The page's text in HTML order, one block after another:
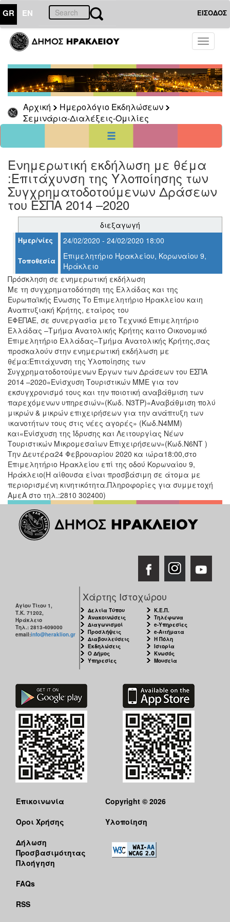
GR EN ΕΙΣΟΔΟΣ
Toggle
Αρχική
Ημερολόγιο Εκδηλώσεων
Σεμινάρια-Διαλέξεις-Ομιλίες
24Φεβρουάριος
2020
Τρι Τετ Πεμ Παρ Σαβ
1
9
10 11 12 13 14
15
16
17 18 19 20 21
22
29
ΗΜΕΡΟΛΟΓΙΟ
ΕΚΔΗΛΩΣΕΩΝ
Σεμινάρια-
Διαλέξεις-
Ομιλίες
ΜΑΣ
ΔΗΜΟΣ
ΠΟΛΙΤΙΣΜΟΣ
ΑΝΘΕΚΤΙΚΗ
ΠΟΛΗ
Ενημερωτική εκδήλωση με θέμα
:Επιτάχυνση της Υλοποίησης των
Συγχρηματοδοτούμενων Δράσεων
του ΕΣΠΑ 2014 –2020
διεξαγωγή
Ημερ/νίες 24/02/2020 - 24/02/2020 18:00
Τοποθεσία
Επιμελητήριο Ηρακλείου, Κορωναίου 9,
Ηράκλειο
Πρόσκληση σε ενημερωτική εκδήλωση
Με τη συγχρηματοδότηση της Ελλάδας και της
Ευρωπαϊκής Ένωσης Το Επιμελητήριο Ηρακλείου καιη
Αναπτυξιακή Κρήτης, εταίρος του
ΕΦΕΠΑΕ, σε συνεργασία μετο Τεχνικό Επιμελητήριο
Ελλάδας –Τμήμα Ανατολικής Κρήτης καιτο Οικονομικό
Επιμελητήριο Ελλάδας–Τμήμα Ανατολικής Κρήτης,σας
προσκαλούν στην ενημερωτική εκδήλωση με
θέμα:Επιτάχυνση της Υλοποίησης των
Συγχρηματοδοτούμενων Έργων των Δράσεων του ΕΣΠΑ
2014 –2020«Ενίσχυση Τουριστικών ΜΜΕ για τον
εκσυγχρονισμό τους και την ποιοτική αναβάθμιση των
παρεχόμενων υπηρεσιών»(Κωδ. Ν3ΤΡ)«Αναβάθμιση πολύ
μικρών & μικρών επιχειρήσεων για την ανάπτυξη των
ικανοτήτων τους στις νέες αγορές» (Κωδ.Ν4ΜΜ)
και«Ενίσχυση της Ίδρυσης και Λειτουργίας Νέων
Τουριστικών Μικρομεσαίων Επιχειρήσεων»(Κωδ.Ν6ΝΤ )
Tην Δευτέρα24 Φεβρουαρίου 2020 κα ιώρα18:00,στο
Επιμελητήριο Ηρακλείου επί της οδού Κορωναίου 9,
Ηράκλειο(Η αίθουσα είναι προσβάσιμη σε άτομα με
περιορισμένη κινητικότητα.Πληροφορίες για συμμετοχή
ΑμεΑ στο τηλ.:2810 302400)
Αγίου Τίτου 1,
Τ.Κ. 71202,
Ηράκλειο
Τηλ.: 2813-409000
email:info@heraklion.gr
Χάρτης Ιστοχώρου
Δελτία Τύπου
Ανακοινώσεις
Διαγωνισμοί
Προσλήψεις
Διαβουλεύσεις
Εκδηλώσεις
Ο Δήμος
Υπηρεσίες
Κ.Ε.Π.
Τηλέφωνα
e-Υπηρεσίες
e-Αιτήματα
Η Πόλη
Ιστορία
Κνωσός
Μουσεία
Επικοινωνία
Όροι Χρήσης
Δήλωση
Προσβασιμότητας
Πλοήγηση
FAQs
RSS
Copyright © 2026
Υλοποίηση